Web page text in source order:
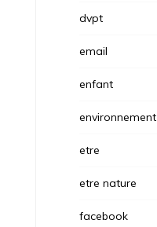
dvpt
email
enfant
environnement
etre
etre nature
facebook